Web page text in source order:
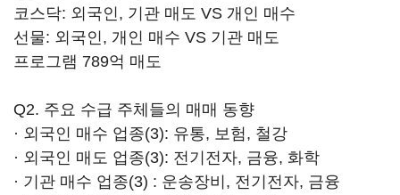
코스닥: 외국인, 기관 매도 VS 개인 매수
선물: 외국인, 개인 매수 VS 기관 매도
프로그램 789억 매도
Q2. 주요 수급 주체들의 매매 동향
· 외국인 매수 업종(3): 유통, 보험, 철강
· 외국인 매도 업종(3): 전기전자, 금융, 화학
· 기관 매수 업종(3) : 운송장비, 전기전자, 금융